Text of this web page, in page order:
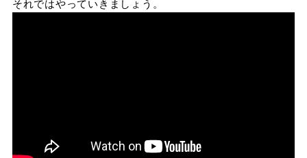
それではやっていきましょう。